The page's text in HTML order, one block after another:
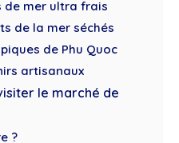
de mer ultra frais
de la mer séchés
de Phu Quoc
artisanaux
le marché de
?